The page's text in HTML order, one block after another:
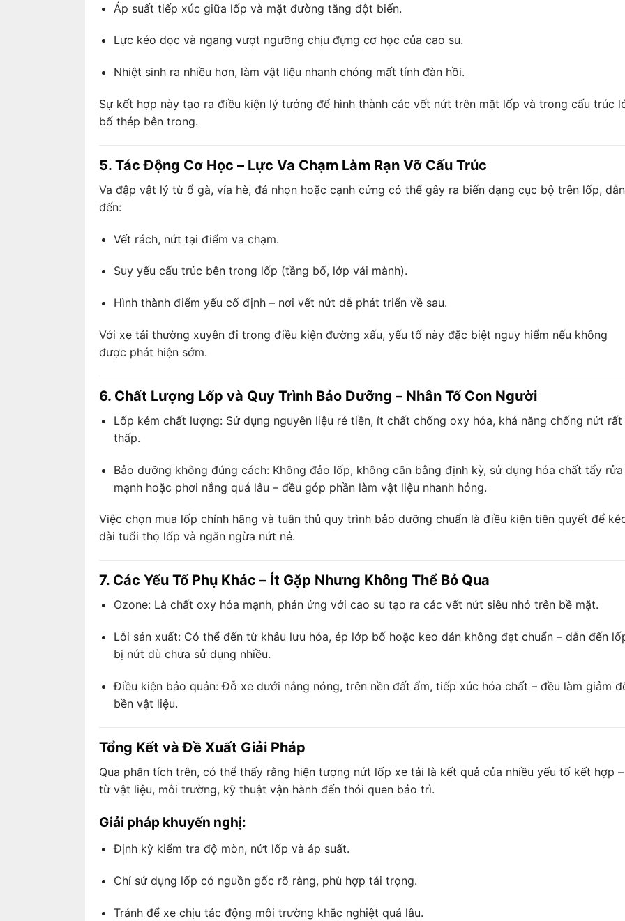
Áp suất tiếp xúc giữa lốp và mặt đường tăng đột biến.
Lực kéo dọc và ngang vượt ngưỡng chịu đựng cơ học của cao su.
Nhiệt sinh ra nhiều hơn, làm vật liệu nhanh chóng mất tính đàn hồi.
Sự kết hợp này tạo ra điều kiện lý tưởng để hình thành các vết nứt trên mặt lốp và trong cấu trúc
bố thép bên trong.
5. Tác Động Cơ Học – Lực Va Chạm Làm Rạn Vỡ Cấu Trúc
Va đập vật lý từ ổ gà, vỉa hè, đá nhọn hoặc cạnh cứng có thể gây ra biến dạng cục bộ trên lốp, dẫn
đến:
Vết rách, nứt tại điểm va chạm.
Suy yếu cấu trúc bên trong lốp (tầng bố, lớp vải mành).
Hình thành điểm yếu cố định – nơi vết nứt dễ phát triển về sau.
Với xe tải thường xuyên đi trong điều kiện đường xấu, yếu tố này đặc biệt nguy hiểm nếu không
được phát hiện sớm.
6. Chất Lượng Lốp và Quy Trình Bảo Dưỡng – Nhân Tố Con Người
Lốp kém chất lượng: Sử dụng nguyên liệu rẻ tiền, ít chất chống oxy hóa, khả năng chống nứt rất
thấp.
Bảo dưỡng không đúng cách: Không đảo lốp, không cân bằng định kỳ, sử dụng hóa chất tẩy rửa
mạnh hoặc phơi nắng quá lâu – đều góp phần làm vật liệu nhanh hỏng.
Việc chọn mua lốp chính hãng và tuân thủ quy trình bảo dưỡng chuẩn là điều kiện tiên quyết để
dài tuổi thọ lốp và ngăn ngừa nứt nẻ.
7. Các Yếu Tố Phụ Khác – Ít Gặp Nhưng Không Thể Bỏ Qua
Ozone: Là chất oxy hóa mạnh, phản ứng với cao su tạo ra các vết nứt siêu nhỏ trên bề mặt.
Lỗi sản xuất: Có thể đến từ khâu lưu hóa, ép lớp bố hoặc keo dán không đạt chuẩn – dẫn đến
bị nứt dù chưa sử dụng nhiều.
Điều kiện bảo quản: Đỗ xe dưới nắng nóng, trên nền đất ẩm, tiếp xúc hóa chất – đều làm giảm
bền vật liệu.
Tổng Kết và Đề Xuất Giải Pháp
Qua phân tích trên, có thể thấy rằng hiện tượng nứt lốp xe tải là kết quả của nhiều yếu tố kết hợp –
từ vật liệu, môi trường, kỹ thuật vận hành đến thói quen bảo trì.
Giải pháp khuyến nghị:
Định kỳ kiểm tra độ mòn, nứt lốp và áp suất.
Chỉ sử dụng lốp có nguồn gốc rõ ràng, phù hợp tải trọng.
Tránh để xe chịu tác động môi trường khắc nghiệt quá lâu.